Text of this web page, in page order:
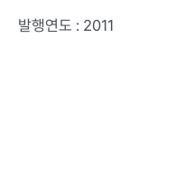
발행연도 : 2011